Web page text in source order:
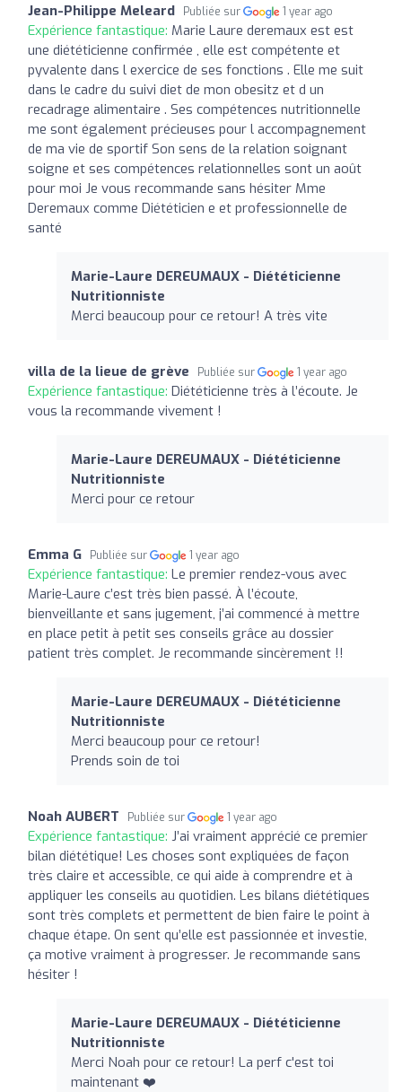
Jean-Philippe Meleard Publiée sur 1 year ago
Expérience fantastique: Marie Laure deremaux est est
une diététicienne confirmée , elle est compétente et
pyvalente dans l exercice de ses fonctions . Elle me suit
dans le cadre du suivi diet de mon obesitz et d un
recadrage alimentaire . Ses compétences nutritionnelle
me sont également précieuses pour l accompagnement
de ma vie de sportif Son sens de la relation soignant
soigne et ses compétences relationnelles sont un août
pour moi Je vous recommande sans hésiter Mme
Deremaux comme Diététicien e et professionnelle de
santé
Marie-Laure DEREUMAUX - Diététicienne
Nutritionniste
Merci beaucoup pour ce retour! A très vite
villa de la lieue de grève Publiée sur 1 year ago
Expérience fantastique: Diététicienne très à l’écoute. Je
vous la recommande vivement !
Marie-Laure DEREUMAUX - Diététicienne
Nutritionniste
Merci pour ce retour
Emma G Publiée sur 1 year ago
Expérience fantastique: Le premier rendez-vous avec
Marie-Laure c’est très bien passé. À l’écoute,
bienveillante et sans jugement, j’ai commencé à mettre
en place petit à petit ses conseils grâce au dossier
patient très complet. Je recommande sincèrement !!
Marie-Laure DEREUMAUX - Diététicienne
Nutritionniste
Merci beaucoup pour ce retour!
Prends soin de toi
Noah AUBERT Publiée sur 1 year ago
Expérience fantastique: J’ai vraiment apprécié ce premier
bilan diététique! Les choses sont expliquées de façon
très claire et accessible, ce qui aide à comprendre et à
appliquer les conseils au quotidien. Les bilans diététiques
sont très complets et permettent de bien faire le point à
chaque étape. On sent qu’elle est passionnée et investie,
ça motive vraiment à progresser. Je recommande sans
hésiter !
Marie-Laure DEREUMAUX - Diététicienne
Nutritionniste
Merci Noah pour ce retour! La perf c'est toi
maintenant ❤️